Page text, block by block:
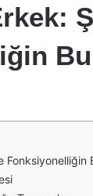
Fonksiyonelliğin